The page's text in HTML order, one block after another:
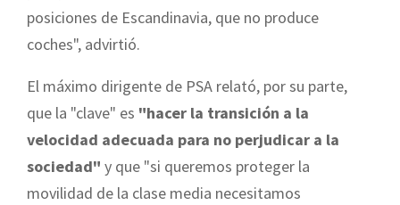
posiciones de Escandinavia, que no produce
coches", advirtió.
El máximo dirigente de PSA relató, por su parte,
que la "clave" es "hacer la transición a la
velocidad adecuada para no perjudicar a la
sociedad" y que "si queremos proteger la
movilidad de la clase media necesitamos